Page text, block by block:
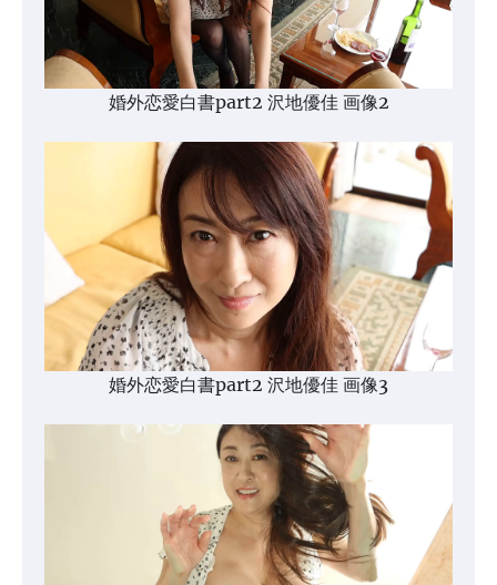
婚外恋愛白書part2 沢地優佳 画像2
婚外恋愛白書part2 沢地優佳 画像3